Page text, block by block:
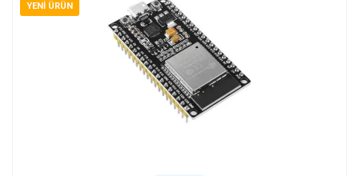
YENI ÜRÜN